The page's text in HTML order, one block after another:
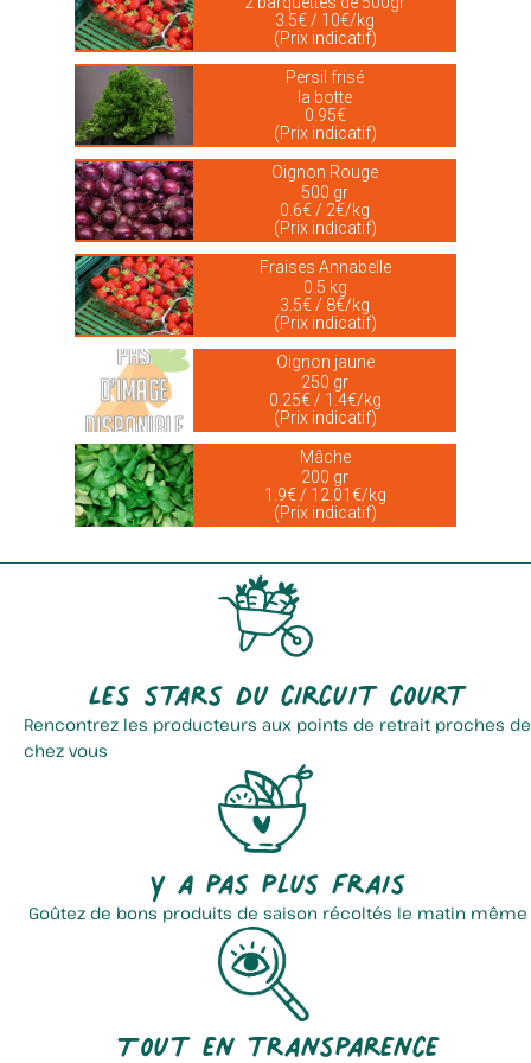
3.5€ / 10€/kg
(Prix indicatif)
Persil frisé
la botte
0.95€
(Prix indicatif)
Oignon Rouge
500 gr
0.6€ / 2€/kg
(Prix indicatif)
Fraises Annabelle
0.5 kg
3.5€ / 8€/kg
(Prix indicatif)
Oignon jaune
250 gr
0.25€ / 1.4€/kg
(Prix indicatif)
Mâche
200 gr
1.9€ / 12.01€/kg
(Prix indicatif)
Les stars du circuit court
Rencontrez les producteurs aux points de retrait proches de
chez vous
Y a pas plus frais
Goûtez de bons produits de saison récoltés le matin même
Tout en transparence